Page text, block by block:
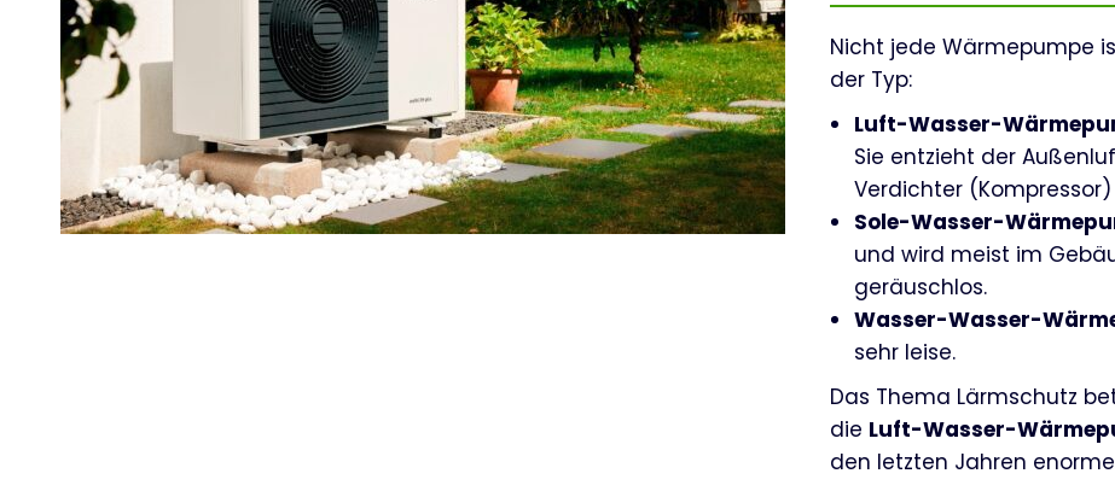
Nicht jede Wärmepumpe
der Typ:
Luft-Wasser-
Sie entzieht der
Verdichter
Sole-Wasser-
und wird meist im
geräuschlos.
Wasser-Wasser-
sehr leise.
Das Thema Lärmschutz
die Luft-Wasser-
den letzten Jahren